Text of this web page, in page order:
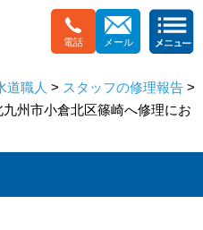
電話 メール
道職人 > スタッフの修理報告 >
州市小倉北区篠崎へ修理にお